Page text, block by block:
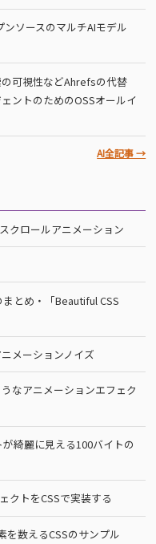
ソースのマルチAIモデル
可視性などAhrefsの代替
ントのためのOSSオールイ
AI全記事 →
クロールアニメーション
とめ・「Beautiful CSS
メーションノイズ
なアニメーションエフェク
綺麗に見える100バイトの
クトをCSSで実装する
を数えるCSSのサンプル